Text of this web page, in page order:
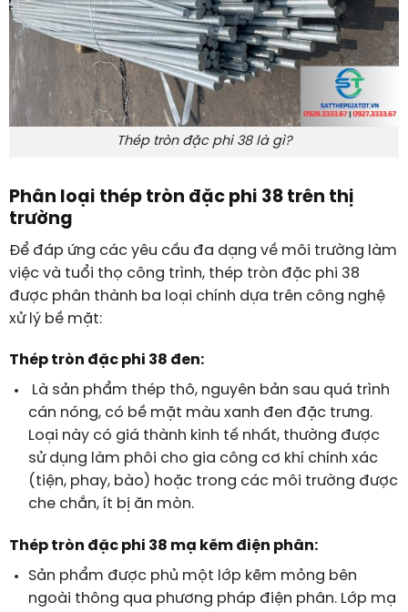
Thép tròn đặc phi 38 là gì?
Phân loại thép tròn đặc phi 38 trên thị
trường
Để đáp ứng các yêu cầu đa dạng về môi trường làm
việc và tuổi thọ công trình, thép tròn đặc phi 38
được phân thành ba loại chính dựa trên công nghệ
xử lý bề mặt:
Thép tròn đặc phi 38 đen:
Là sản phẩm thép thô, nguyên bản sau quá trình
cán nóng, có bề mặt màu xanh đen đặc trưng.
Loại này có giá thành kinh tế nhất, thường được
sử dụng làm phôi cho gia công cơ khí chính xác
(tiện, phay, bào) hoặc trong các môi trường được
che chắn, ít bị ăn mòn.
Thép tròn đặc phi 38 mạ kẽm điện phân:
Sản phẩm được phủ một lớp kẽm mỏng bên
ngoài thông qua phương pháp điện phân. Lớp mạ